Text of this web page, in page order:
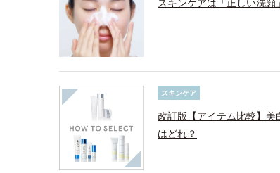
スキンケア
改訂版【アイテム比較】
はどれ？